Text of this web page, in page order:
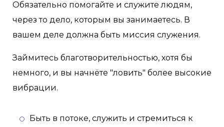
Обязательно помогайте и служите людям,
через то дело, которым вы занимаетесь. В
вашем деле должна быть миссия служения.
Займитесь благотворительностью, хотя бы
немного, и вы начнёте "ловить" более высокие
вибрации.
Быть в потоке, служить и стремиться к